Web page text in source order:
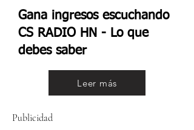
Gana ingresos escuchando
CS RADIO HN - Lo que
debes saber
Leer más
Publicidad